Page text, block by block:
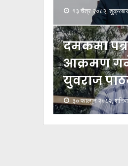
१३ चैत्र २०८२,
दमकमा
आक्रमण
युवराज
३० फाल्गुन २०८२,